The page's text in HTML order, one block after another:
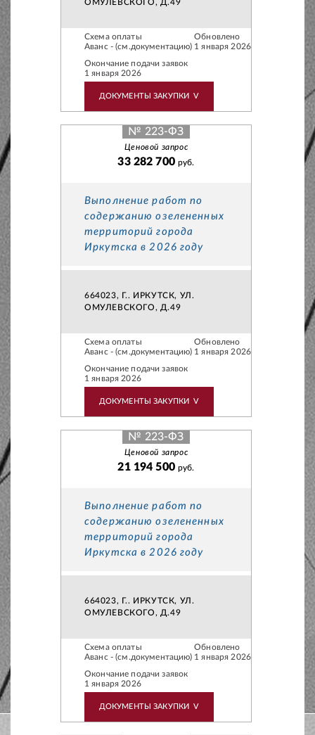
ОМУЛЕВСКОГО, Д.49
Схема оплаты
Аванс - (см.документацию)
Обновлено
1 января 2026
Окончание подачи заявок
1 января 2026
ДОКУМЕНТЫ ЗАКУПКИ V
№ 223-ФЗ
Ценовой запрос
33 282 700 руб.
Выполнение работ по
содержанию озелененных
территорий города
Иркутска в 2026 году
664023, Г.. ИРКУТСК, УЛ.
ОМУЛЕВСКОГО, Д.49
Схема оплаты
Аванс - (см.документацию)
Обновлено
1 января 2026
Окончание подачи заявок
1 января 2026
ДОКУМЕНТЫ ЗАКУПКИ V
№ 223-ФЗ
Ценовой запрос
21 194 500 руб.
Выполнение работ по
содержанию озелененных
территорий города
Иркутска в 2026 году
664023, Г.. ИРКУТСК, УЛ.
ОМУЛЕВСКОГО, Д.49
Схема оплаты
Аванс - (см.документацию)
Обновлено
1 января 2026
Окончание подачи заявок
1 января 2026
ДОКУМЕНТЫ ЗАКУПКИ V